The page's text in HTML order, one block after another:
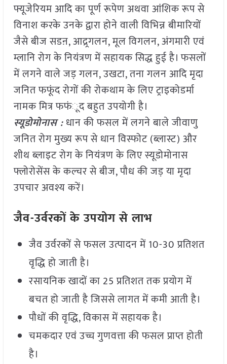
फ्यूजेरियम आदि का पूर्ण रूपेण अथवा आंशिक रूप से
विनाश करके उनके द्वारा होने वाली विभिन्न बीमारियों
जैसे बीज सडऩ, आद्र्रगलन, मूल विगलन, अंगमारी एवं
म्लानि रोग के नियंत्रण में सहायक सिद्ध हुई है। फसलों
में लगने वाले जड़ गलन, उखटा, तना गलन आदि मृदा
जनित फफूंद रोगों की रोकथाम के लिए ट्राइकोडर्मा
नामक मित्र फफंूद बहुत उपयोगी है।
स्यूडोमोनास :धान की फसल में लगने बाले जीवाणु
जनित रोग मुख्य रूप से धान विस्फोट (ब्लास्ट) और
शीथ ब्लाइट रोग के नियंत्रण के लिए स्यूडोमोनास
फ्लोरोसेंस के कल्चर से बीज, पौध की जड़ या मृदा
उपचार अवश्य करें।
जैव-उर्वरकों के उपयोग से लाभ
जैव उर्वरकों से फसल उत्पादन में 10-30 प्रतिशत
वृद्धि हो जाती है।
रसायनिक खादों का 25 प्रतिशत तक प्रयोग में
बचत हो जाती है जिससे लागत में कमी आती है।
पौधों की वृद्धि, विकास में सहायक है।
चमकदार एवं उच्च गुणवत्ता की फसल प्राप्त होती
है।